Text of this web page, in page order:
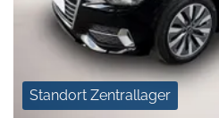
Standort Zentrallager